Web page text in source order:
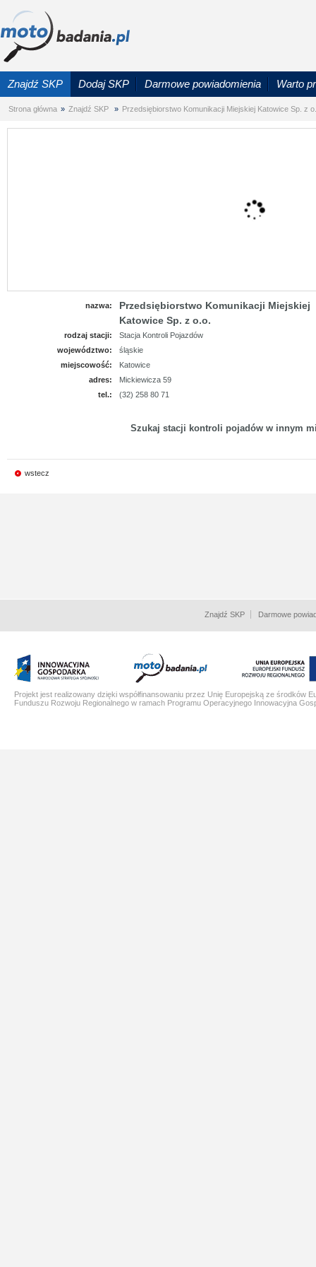
Znajdź SKP Dodaj SKP Darmowe powiadomienia Warto
Strona główna » Znajdź SKP » Przedsiębiorstwo Komunikacji Miejskiej Katowice Sp. z
nazwa:
Przedsiębiorstwo Komunikacji Miejskiej
Katowice Sp. z o.o.
rodzaj stacji:
Stacja Kontroli Pojazdów
województwo:
śląskie
miejscowość:
Katowice
adres:
Mickiewicza 59
tel.:
(32) 258 80 71
Szukaj stacji kontroli pojadów w innym
wstecz
Znajdź SKP Darmowe
Projekt jest realizowany dzięki współfinansowaniu przez Unię Europejską ze środków
Funduszu Rozwoju Regionalnego w ramach Programu Operacyjnego Innowacyjna